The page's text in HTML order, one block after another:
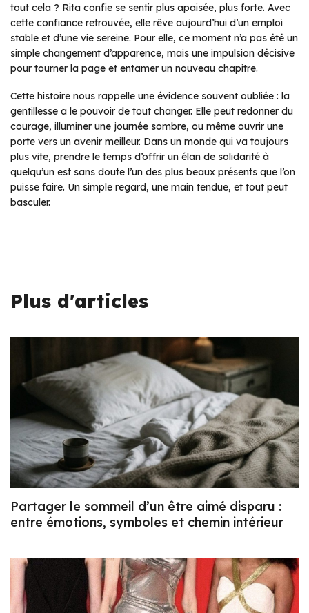
tout cela ? Rita confie se sentir plus apaisée, plus forte. Avec
cette confiance retrouvée, elle rêve aujourd’hui d’un emploi
stable et d’une vie sereine. Pour elle, ce moment n’a pas été un
simple changement d’apparence, mais une impulsion décisive
pour tourner la page et entamer un nouveau chapitre.
Cette histoire nous rappelle une évidence souvent oubliée : la
gentillesse a le pouvoir de tout changer. Elle peut redonner du
courage, illuminer une journée sombre, ou même ouvrir une
porte vers un avenir meilleur. Dans un monde qui va toujours
plus vite, prendre le temps d’offrir un élan de solidarité à
quelqu’un est sans doute l’un des plus beaux présents que l’on
puisse faire. Un simple regard, une main tendue, et tout peut
basculer.
Plus d'articles
Partager le sommeil d’un être aimé disparu :
entre émotions, symboles et chemin intérieur